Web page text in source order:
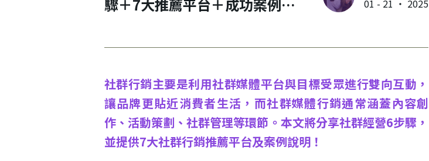
驟＋7大推薦平台＋成功案例說
01 - 21 ‧ 2025
社群行銷主要是利用社群媒體平台與目標受眾進行雙向互動，
讓品牌更貼近消費者生活，而社群媒體行銷通常涵蓋內容創
作、活動策劃、社群管理等環節。本文將分享社群經營6步驟，
並提供7大社群行銷推薦平台及案例說明！